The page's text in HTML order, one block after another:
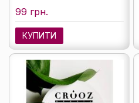
99 грн.
КУПИТИ